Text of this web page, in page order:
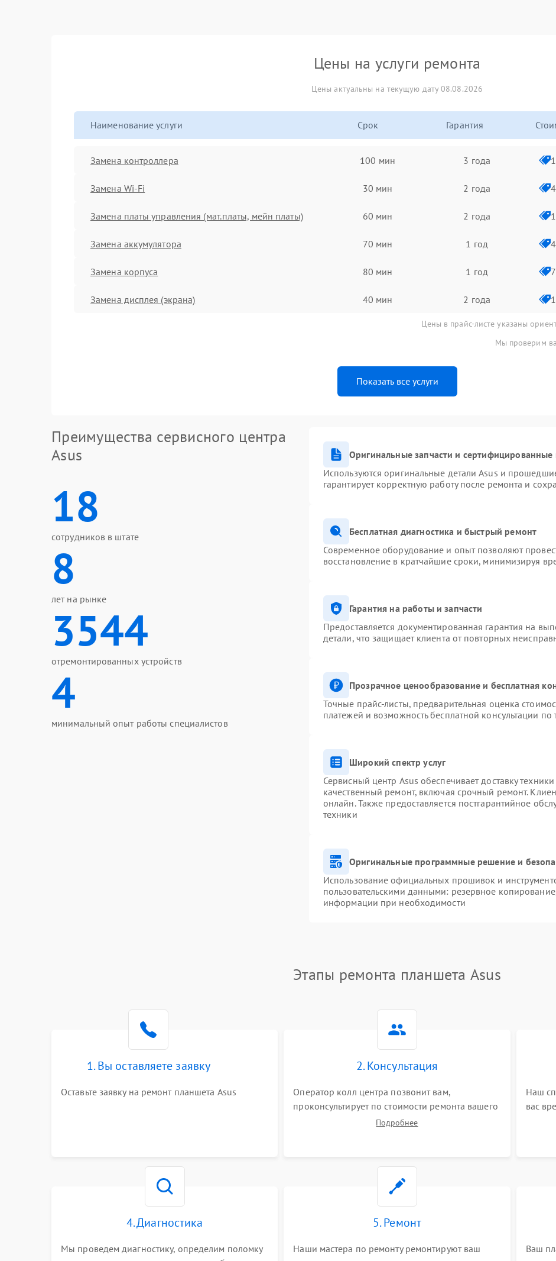
Цены на услуги ремонта
Цены актуальны на текущую дату 08.08.2026
Наименование услуги Срок Гарантия
Замена контроллера 100 мин 3 года
Замена Wi-Fi 30 мин 2 года
Замена платы управления (мат.платы, мейн платы) 60 мин 2 года
Замена аккумулятора 70 мин 1 год
Замена корпуса 80 мин 1 год
Замена дисплея (экрана) 40 мин 2 года
Цены в прайс-листе указаны
Мы проверим
Показать все услуги
Преимущества сервисного центра
Asus
18
сотрудников в штате
8
лет на рынке
3544
отремонтированных устройств
4
минимальный опыт работы специалистов
Оригинальные запчасти и сертифицированные
Используются оригинальные детали Asus и
гарантирует корректную работу после ремонта и
Бесплатная диагностика и быстрый ремонт
Современное оборудование и опыт позволяют
восстановление в кратчайшие сроки, минимизируя
Гарантия на работы и запчасти
Предоставляется документированная гарантия на
детали, что защищает клиента от повторных
Прозрачное ценообразование и бесплатная
Точные прайс-листы, предварительная оценка
платежей и возможность бесплатной консультации
Широкий спектр услуг
Сервисный центр Asus обеспечивает доставку
качественный ремонт, включая срочный ремонт.
онлайн. Также предоставляется постгарантийное
техники
Оригинальные программные решение и
Использование официальных прошивок и
пользовательскими данными: резервное
информации при необходимости
Этапы ремонта планшета Asus
1. Вы оставляете заявку
Оставьте заявку на ремонт планшета Asus
2. Консультация
Оператор колл центра позвонит вам,
проконсультирует по стоимости ремонта вашего
планшета а также ответит на все ваши вопросы.
Подробнее
Наш
вас
4. Диагностика
Мы проведем диагностику, определим поломку
5. Ремонт
Наши мастера по ремонту ремонтируют ваш
Ваш